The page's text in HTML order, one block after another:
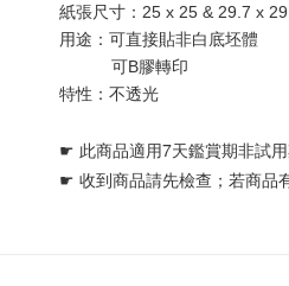
紙張尺寸：25 x 25 & 29.7 x
用途：可直接貼非白底坯體
可B膠轉印
特性：不透光
☛ 此商品適用7天鑑賞期非試
☛ 收到商品請先檢查；若商品